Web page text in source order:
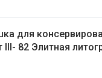
для
III- 82 Элитная